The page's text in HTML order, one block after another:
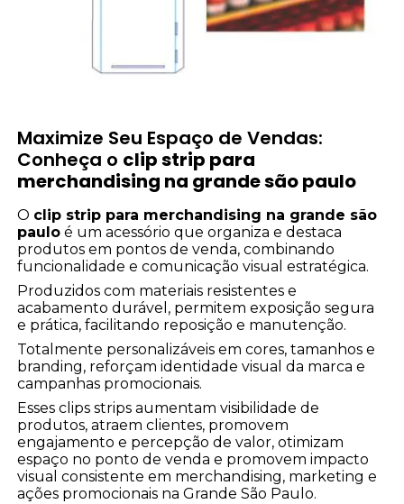
Maximize Seu Espaço de Vendas:
Conheça o clip strip para
merchandising na grande são paulo
O clip strip para merchandising na grande são
paulo é um acessório que organiza e destaca
produtos em pontos de venda, combinando
funcionalidade e comunicação visual estratégica.
Produzidos com materiais resistentes e
acabamento durável, permitem exposição segura
e prática, facilitando reposição e manutenção.
Totalmente personalizáveis em cores, tamanhos e
branding, reforçam identidade visual da marca e
campanhas promocionais.
Esses clips strips aumentam visibilidade de
produtos, atraem clientes, promovem
engajamento e percepção de valor, otimizam
espaço no ponto de venda e promovem impacto
visual consistente em merchandising, marketing e
ações promocionais na Grande São Paulo.